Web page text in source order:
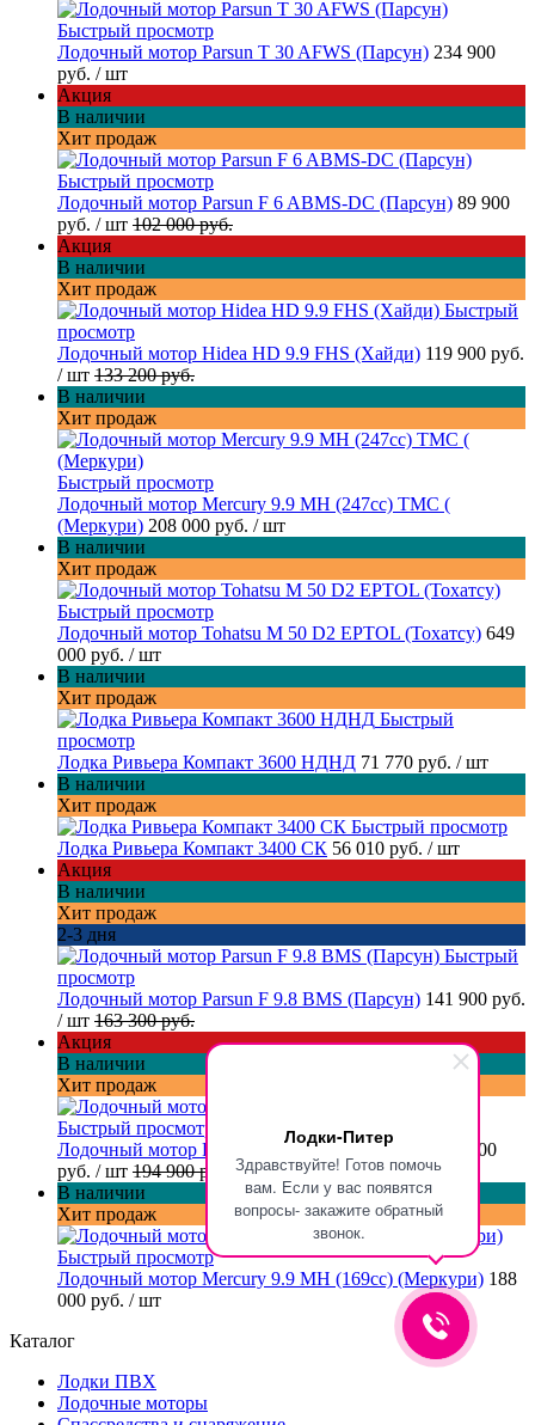
Лодки-Питер
Здравствуйте! Готов помочь
вам. Если у вас появятся
вопросы- закажите обратный
звонок.
Быстрый просмотр
Лодочный мотор Parsun T 30 AFWS (Парсун) 234 900
руб. / шт
Акция
В наличии
Хит продаж
Быстрый просмотр
Лодочный мотор Parsun F 6 ABMS-DC (Парсун) 89 900
руб. / шт 102 000 руб.
Акция
В наличии
Хит продаж
Быстрый
просмотр
Лодочный мотор Hidea HD 9.9 FHS (Хайди) 119 900 руб.
/ шт 133 200 руб.
В наличии
Хит продаж
Быстрый просмотр
Лодочный мотор Mercury 9.9 МН (247cc) TMC (
(Меркури) 208 000 руб. / шт
В наличии
Хит продаж
Быстрый просмотр
Лодочный мотор Tohatsu M 50 D2 EPTOL (Тохатсу) 649
000 руб. / шт
В наличии
Хит продаж
Быстрый
просмотр
Лодка Ривьера Компакт 3600 НДНД 71 770 руб. / шт
В наличии
Хит продаж
Быстрый просмотр
Лодка Ривьера Компакт 3400 СК 56 010 руб. / шт
Акция
В наличии
Хит продаж
2-3 дня
Быстрый
просмотр
Лодочный мотор Parsun F 9.8 BMS (Парсун) 141 900 руб.
/ шт 163 300 руб.
Акция
В наличии
Хит продаж
Быстрый просмотр
Лодочный мотор Parsun T 30 ABMS (Парсун)
179 900
руб. / шт 194 900 руб.
В наличии
Хит продаж
Быстрый просмотр
Лодочный мотор Mercury 9.9 MH (169cc) (Меркури) 188
000 руб. / шт
Каталог
Лодки ПВХ
Лодочные моторы